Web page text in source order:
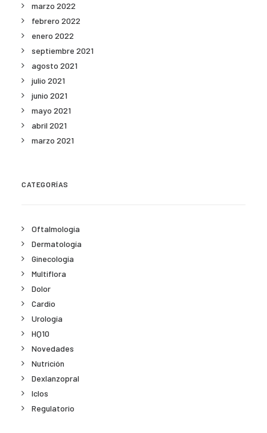
marzo 2022
febrero 2022
enero 2022
septiembre 2021
agosto 2021
julio 2021
junio 2021
mayo 2021
abril 2021
marzo 2021
CATEGORÍAS
Oftalmología
Dermatología
Ginecología
Multiflora
Dolor
Cardio
Urología
HQ10
Novedades
Nutrición
Dexlanzopral
Iclos
Regulatorio